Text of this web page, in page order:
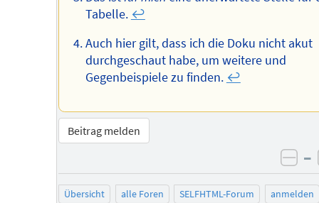
Tabelle. ↩︎
Auch hier gilt, dass ich die Doku nicht akut
durchgeschaut habe, um weitere und
Gegenbeispiele zu finden. ↩︎
Beitrag melden
–
Übersicht alle Foren SELFHTML-Forum
anmelden